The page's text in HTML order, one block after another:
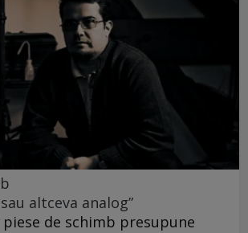
altceva analog”
de schimb presupune